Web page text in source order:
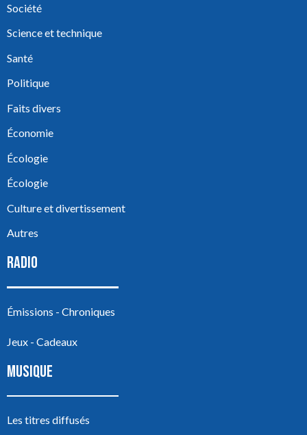
Société
Science et technique
Santé
Politique
Faits divers
Économie
Écologie
Écologie
Culture et divertissement
Autres
RADIO
Émissions - Chroniques
Jeux - Cadeaux
MUSIQUE
Les titres diffusés